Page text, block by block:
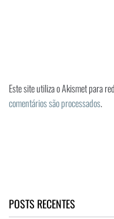
Este site utiliza o Akismet para
comentários são processados.
POSTS RECENTES